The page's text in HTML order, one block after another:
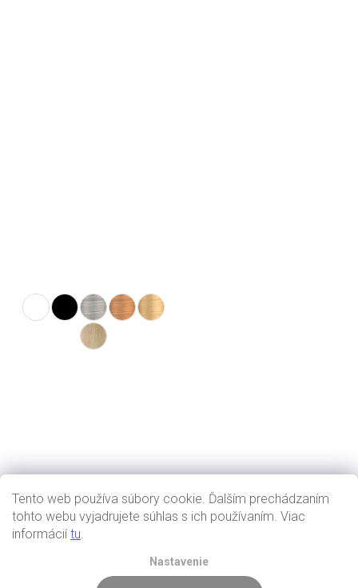
Tento web používa súbory cookie. Ďalším prechádzaním
tohto webu vyjadrujete súhlas s ich používaním. Viac
informáciítu.
Nastavenie